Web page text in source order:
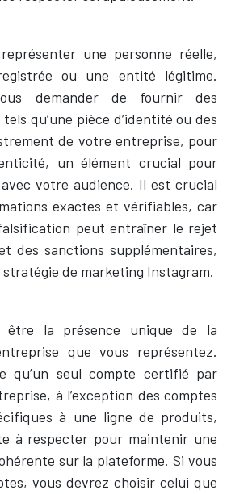
une personne réelle,
ou une entité légitime.
demander de fournir des
qu’une pièce d’identité ou des
de votre entreprise, pour
un élément crucial pour
votre audience. Il est crucial
exactes et vérifiables, car
peut entraîner le rejet
des sanctions supplémentaires,
de marketing Instagram.
être la présence unique de la
que vous représentez.
qu’un seul compte certifié par
à l’exception des comptes
à une ligne de produits,
à respecter pour maintenir une
sur la plateforme. Si vous
vous devrez choisir celui que